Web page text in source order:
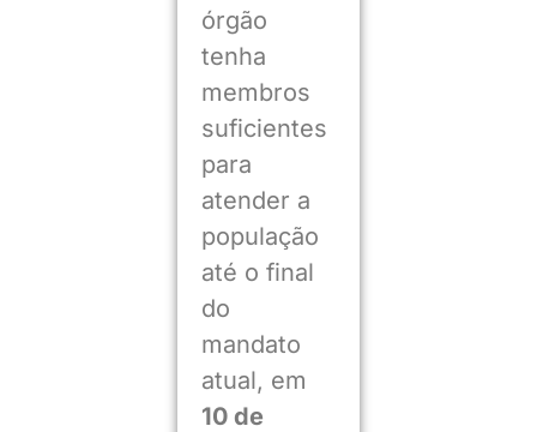
órgão
tenha
membros
suficientes
para
atender a
população
até o final
do
mandato
atual, em
10 de